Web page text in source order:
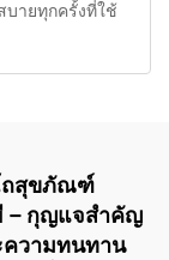
บายทุกครั้งที่ใช้
ถสุขภัณฑ์
– กุญแจสำคัญ
ความทนทาน